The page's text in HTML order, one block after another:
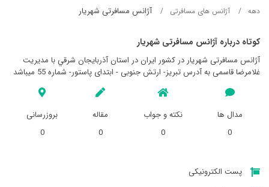
دهه آژانس های مسافرتی آژانس مسافرتی شهريار
کوتاه درباره آژانس مسافرتی شهريار
آژانس مسافرتی شهريار در کشور ایران در استان آذربايجان شرقي با مدیریت
غلامرضا قاسمی به آدرس تبریز- ارتش جنوبی - ابتدای پاستور- شماره 55 میباشد
مدال ها
0
نکته و جواب
0
مقاله
0
بروزرسانی
0
پست الکترونیکی